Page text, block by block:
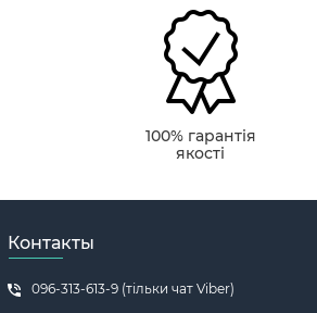
100% гарантія
якості
Контакты
096-313-613-9 (тільки чат Viber)